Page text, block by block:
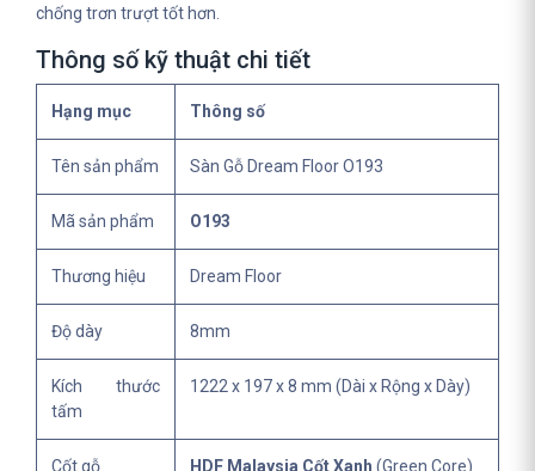
chống trơn trượt tốt hơn.
Thông số kỹ thuật chi tiết
Hạng mục Thông số
Tên sản phẩm Sàn Gỗ Dream Floor O193
Mã sản phẩm O193
Thương hiệu Dream Floor
Độ dày 8mm
Kích thước
tấm
1222 x 197 x 8 mm (Dài x Rộng x Dày)
Cốt gỗ HDF Malaysia Cốt Xanh (Green Core)